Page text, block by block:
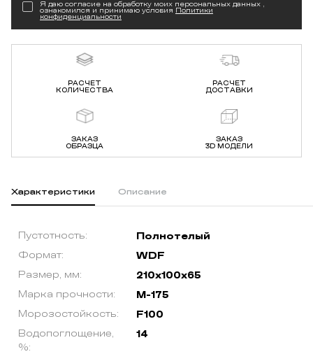
Я даю согласие на обработку моих персональных данных ,
ознакомился и принимаю условия Политики
конфиденциальности
РАСЧЕТ
КОЛИЧЕСТВА
РАСЧЕТ
ДОСТАВКИ
ЗАКАЗ
ОБРАЗЦА
ЗАКАЗ
3D МОДЕЛИ
Характеристики Описание
Пустотность: Полнотелый
Формат: WDF
Размер, мм: 210х100х65
Марка прочности: М-175
Морозостойкость: F100
Водопоглощение,
%:
14